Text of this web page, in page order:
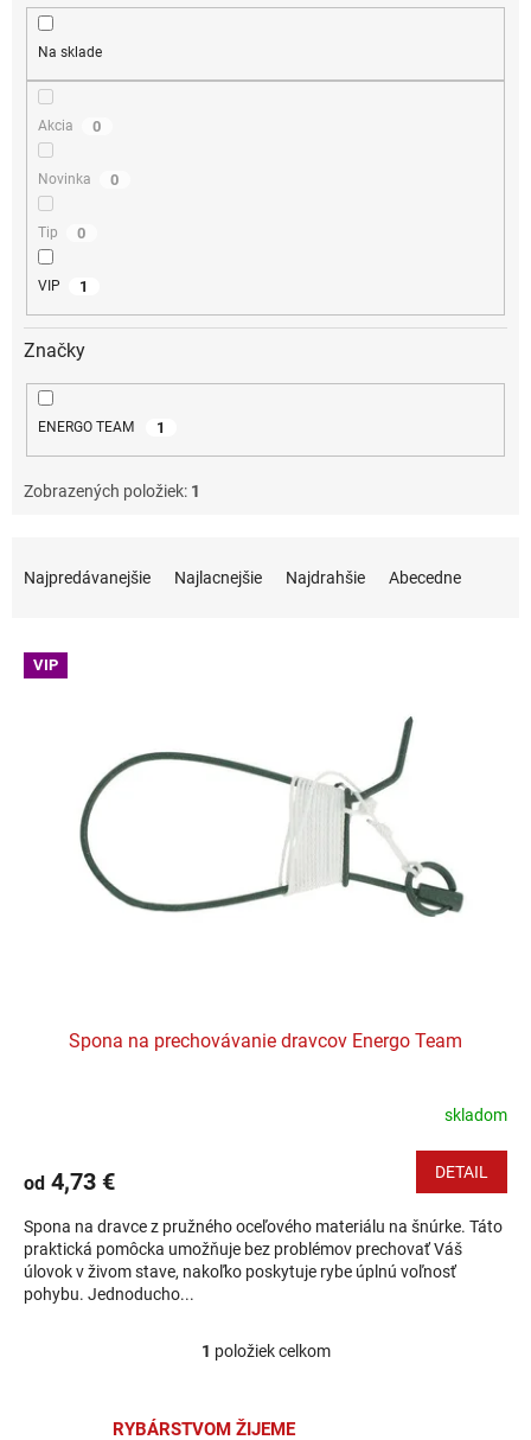
Na sklade
Akcia 0
Novinka 0
Tip 0
VIP 1
Značky
ENERGO TEAM 1
Zobrazených položiek: 1
Najpredávanejšie Najlacnejšie Najdrahšie Abecedne
Výpis produktov
VIP
Spona na prechovávanie dravcov Energo Team
skladom
od 4,73 € DETAIL
Spona na dravce z pružného oceľového materiálu na šnúrke. Táto
praktická pomôcka umožňuje bez problémov prechovať Váš
úlovok v živom stave, nakoľko poskytuje rybe úplnú voľnosť
pohybu. Jednoducho...
Ovládacie prvky výpisu
1 položiek celkom
RYBÁRSTVOM ŽIJEME